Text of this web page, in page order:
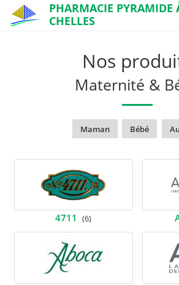
PHARMACIE PYRAMIDE
CHELLES
Nos
Maternité &
Maman Bébé
4711 (6)